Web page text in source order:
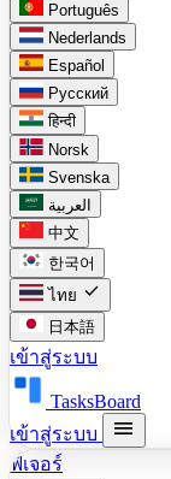
Português
Nederlands
Español
Русский
हिन्दी
Norsk
Svenska
العربية
中文
한국어
ไทย check
日本語
เข้าสู่ระบบ
TasksBoard
เข้าสู่ระบบ
menu
ฟีเจอร์